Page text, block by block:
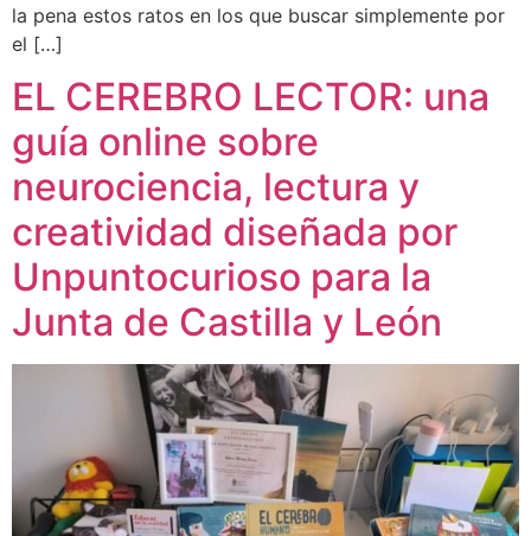
la pena estos ratos en los que buscar simplemente por
el […]
EL CEREBRO LECTOR: una
guía online sobre
neurociencia, lectura y
creatividad diseñada por
Unpuntocurioso para la
Junta de Castilla y León